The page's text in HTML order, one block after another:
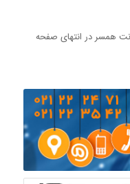
همسر در انتهای صفحه